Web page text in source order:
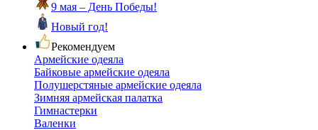
9 мая – День Победы!
Новый год!
Рекомендуем
Армейские одеяла
Байковые армейские одеяла
Полушерстяные армейские одеяла
Зимняя армейская палатка
Гимнастерки
Валенки